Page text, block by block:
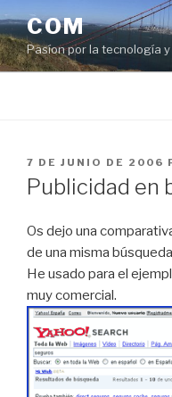
al
contenido
COM
Pasíon por la tecnología
PUBLICADO
EL
7 DE JUNIO DE 2006
Publicidad en
Os dejo una
de una misma
He usado para el
muy comercial.